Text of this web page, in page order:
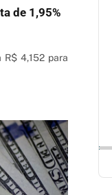
de 1,95%
4,152 para